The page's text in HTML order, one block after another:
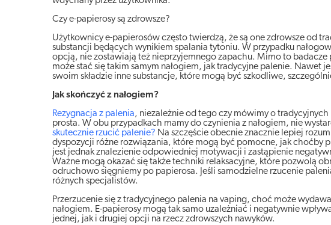
Czy e-papierosy są zdrowsze?
Użytkownicy e-papierosów często twierdzą, że są one zdrowsze od
substancji będących wynikiem spalania tytoniu. W przypadku
opcją, nie zostawiają też nieprzyjemnego zapachu. Mimo to
może stać się takim samym nałogiem, jak tradycyjne palenie. Nawet
swoim składzie inne substancje, które mogą być szkodliwe,
Jak skończyć z nałogiem?
Rezygnacja z palenia, niezależnie od tego czy mówimy o
prosta. W obu przypadkach mamy do czynienia z nałogiem, nie
skutecznie rzucić palenie? Na szczęście obecnie znacznie lepiej
dyspozycji różne rozwiązania, które mogą być pomocne, jak choćby
jest jednak znalezienie odpowiedniej motywacji i zastąpienie
Ważne mogą okazać się także techniki relaksacyjne, które pozwolą
odruchowo sięgniemy po papierosa. Jeśli samodzielne rzucenie
różnych specjalistów.
Przerzucenie się z tradycyjnego palenia na vaping, choć może
nałogiem. E-papierosy mogą tak samo uzależniać i negatywnie
jednej, jak i drugiej opcji na rzecz zdrowszych nawyków.